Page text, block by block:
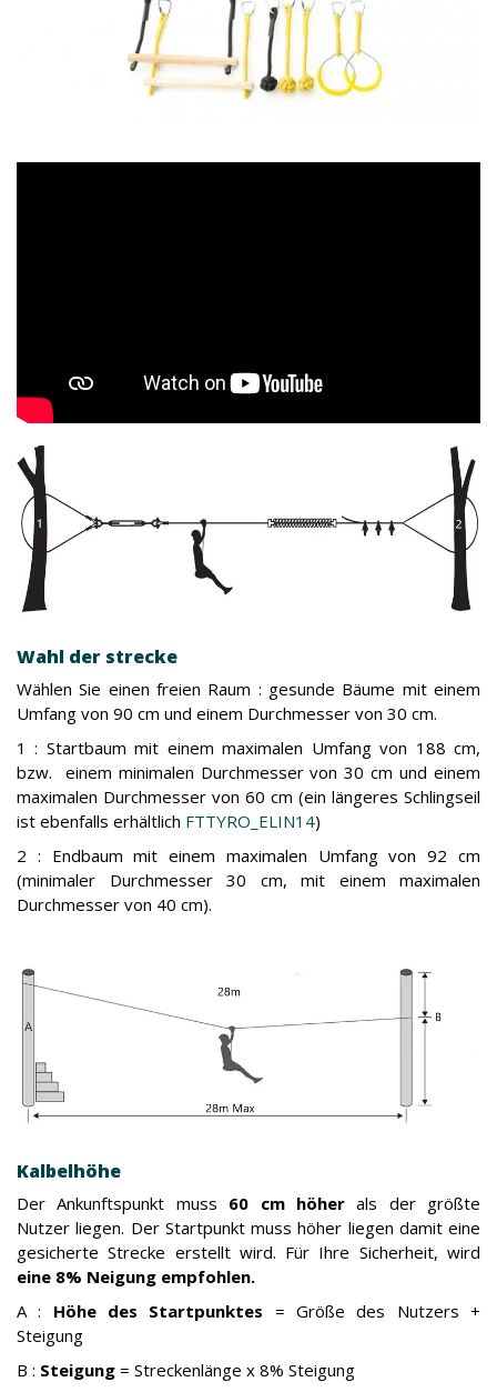
Wahl der strecke
Wählen Sie einen freien Raum : gesunde Bäume mit einem
Umfang von 90 cm und einem Durchmesser von 30 cm.
1 : Startbaum mit einem maximalen Umfang von 188 cm,
bzw. einem minimalen Durchmesser von 30 cm und einem
maximalen Durchmesser von 60 cm (ein längeres Schlingseil
ist ebenfalls erhältlich FTTYRO_ELIN14)
2 : Endbaum mit einem maximalen Umfang von 92 cm
(minimaler Durchmesser 30 cm, mit einem maximalen
Durchmesser von 40 cm).
Kalbelhöhe
Der Ankunftspunkt muss 60 cm höherals der größte
Nutzer liegen. Der Startpunkt muss höher liegen damit eine
gesicherte Strecke erstellt wird. Für Ihre Sicherheit, wird
eine 8% Neigung empfohlen.
A : Höhe des Startpunktes = Größe des Nutzers +
Steigung
B : Steigung = Streckenlänge x 8% Steigung